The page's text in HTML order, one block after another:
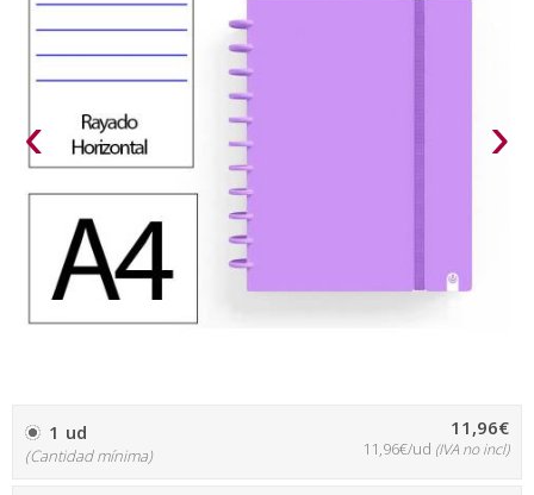
‹ ›
1 ud
(Cantidad mínima)
11,96€
11,96€/ud (IVA no incl)